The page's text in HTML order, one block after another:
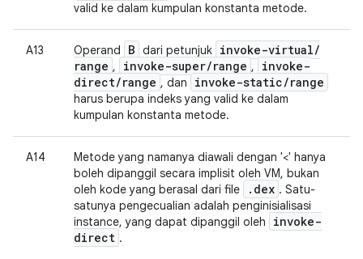
valid ke dalam kumpulan konstanta metode.
A13 Operand B dari petunjuk invoke-virtual/
range , invoke-super/range ,
invoke-
direct/range , dan invoke-static/range
harus berupa indeks yang valid ke dalam
kumpulan konstanta metode.
A14
Metode yang namanya diawali dengan '<' hanya
boleh dipanggil secara implisit oleh VM, bukan
oleh kode yang berasal dari file
. dex . Satu-
satunya pengecualian adalah penginisialisasi
instance, yang dapat dipanggil oleh
invoke-
direct .